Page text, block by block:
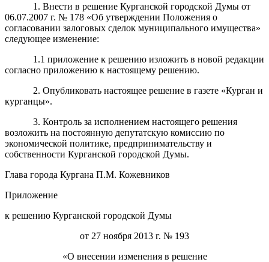
1. Внести в решение Курганской городской Думы от
06.07.2007 г. № 178 «Об утверждении Положения о
согласовании залоговых сделок муниципального имущества»
следующее изменение:
1.1 приложение к решению изложить в новой редакции
согласно приложению к настоящему решению.
2. Опубликовать настоящее решение в газете «Курган и
курганцы».
3. Контроль за исполнением настоящего решения
возложить на постоянную депутатскую комиссию по
экономической политике, предпринимательству и
собственности Курганской городской Думы.
Глава города Кургана П.М. Кожевников
Приложение
к решению Курганской городской Думы
от 27 ноября 2013 г. № 193
«О внесении изменения в решение